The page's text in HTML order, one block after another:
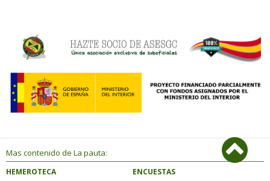
Mas contenido de La pauta:
HEMEROTECA
ENCUESTAS